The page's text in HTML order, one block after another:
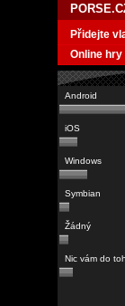
Přidejte
Online hry